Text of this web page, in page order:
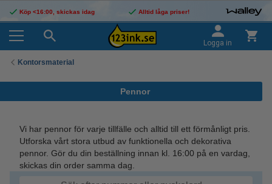
Köp <16:00, skickas idag Alltid låga priser!
Logga in
Kontorsmaterial
Pennor
Vi har pennor för varje tillfälle och alltid till ett förmånligt pris.
Utforska vårt stora utbud av funktionella och dekorativa
pennor. Gör du din beställning innan kl. 16:00 på en vardag,
skickas din order samma dag.